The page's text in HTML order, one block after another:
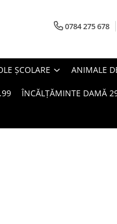
0784 275 678
ȘCOLARE ANIMALE
ÎNCĂLȚĂMINTE DAMĂ